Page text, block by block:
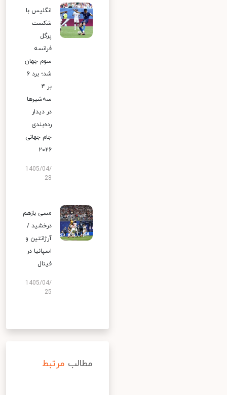
انگلیس با
شکست
پرگل
فرانسه
سوم جهان
شد؛ برد ۶
بر ۴
سه‌شیرها
در دیدار
رده‌بندی
جام جهانی
۲۰۲۶
1405/04/
28
مسی بازهم
درخشید /
آرژانتین و
اسپانیا در
فینال
1405/04/
25
مطالب مرتبط